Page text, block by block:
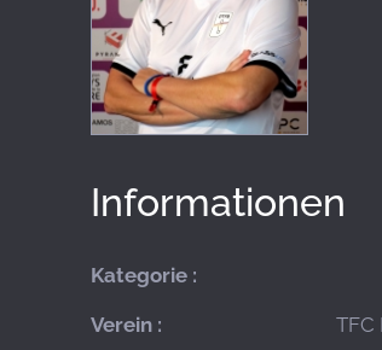
Informationen
Kategorie :
Verein :
TFC